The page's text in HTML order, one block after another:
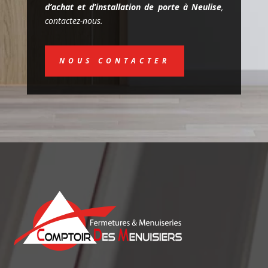
d’achat et d’installation de porte à Neulise,
contactez-nous.
NOUS CONTACTER